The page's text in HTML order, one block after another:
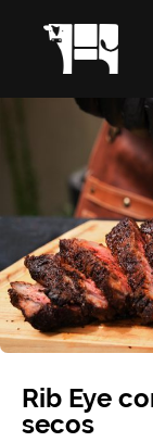
Rib Eye
secos